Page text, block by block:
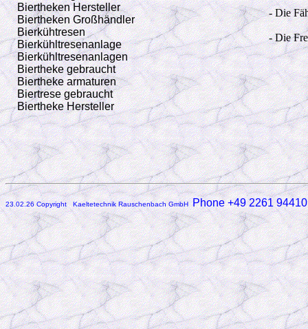
Biertheken Hersteller
Biertheken Großhändler
Bierkühtresen
Bierkühltresenanlage
Bierkühltresenanlagen
Biertheke gebraucht
Biertheke armaturen
Biertrese gebraucht
Biertheke Hersteller
- Die
- Die
23.02.26 Copyright Kaeltetechnik Rauschenbach GmbHPhone +49 2261 94410